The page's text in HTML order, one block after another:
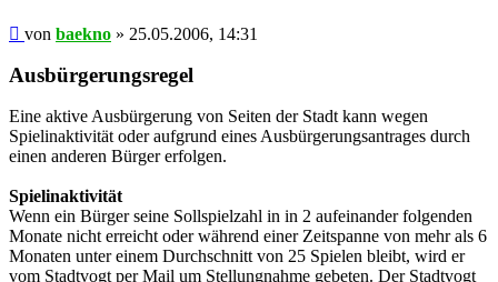
Beitrag
von baekno » 25.05.2006, 14:31
Ausbürgerungsregel
Eine aktive Ausbürgerung von Seiten der Stadt kann wegen
Spielinaktivität oder aufgrund eines Ausbürgerungsantrages durch
einen anderen Bürger erfolgen.
Spielinaktivität
Wenn ein Bürger seine Sollspielzahl in in 2 aufeinander folgenden
Monate nicht erreicht oder während einer Zeitspanne von mehr als 6
Monaten unter einem Durchschnitt von 25 Spielen bleibt, wird er
vom Stadtvogt per Mail um Stellungnahme gebeten. Der Stadtvogt